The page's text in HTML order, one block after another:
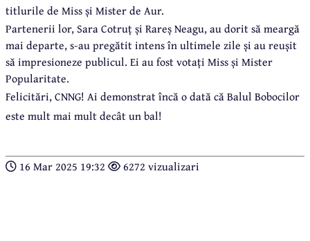
titlurile de Miss și Mister de Aur.
Partenerii lor, Sara Cotruț și Rareș Neagu, au dorit să meargă
mai departe, s-au pregătit intens în ultimele zile și au reușit
să impresioneze publicul. Ei au fost votați Miss și Mister
Popularitate.
Felicitări, CNNG! Ai demonstrat încă o dată că Balul Bobocilor
este mult mai mult decât un bal!
16 Mar 2025 19:32 6272 vizualizari